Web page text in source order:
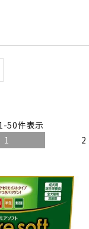
-50件表示
1
2